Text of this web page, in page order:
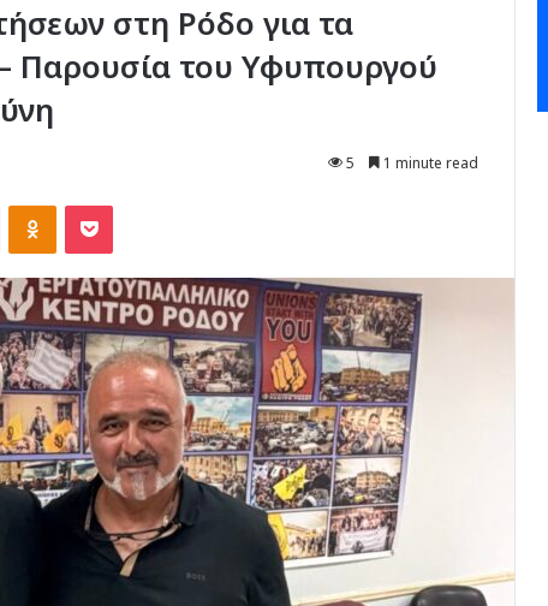
στη Ρόδο για τα
Παρουσία του Υφυπουργού
5 1 minute read
VKontakteOdnoklassniki
Pocket